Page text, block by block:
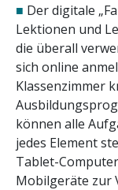
■ Der digitale
Lektionen und
die überall
sich online
Klassenzimmer
können alle
jedes Element
Tablet-
Mobilgeräte zur